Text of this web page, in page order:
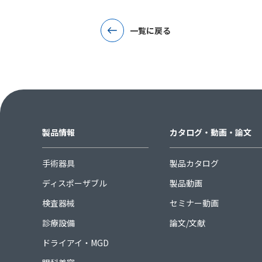
一覧に戻る
製品情報
手術器具
ディスポーザブル
検査器械
診療設備
ドライアイ・MGD
カタログ・動画・論文
製品カタログ
製品動画
セミナー動画
論文/文献